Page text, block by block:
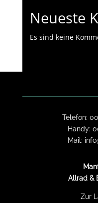
Neueste
Es sind keine
Telefon:
Handy:
Mail:
Allrad &
Zur